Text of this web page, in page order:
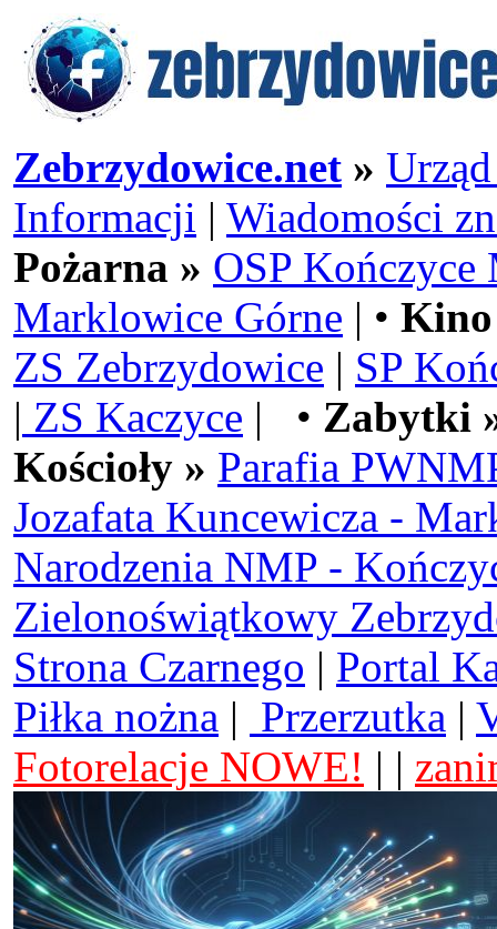
Zebrzydowice.net »
Informacji | Wiadomości
Pożarna » OSP Kończyce
Marklowice Górne | •
ZS Zebrzydowice | SP
| ZS Kaczyce | • Zabytki
Kościoły » Parafia
Jozafata Kuncewicza -
Narodzenia NMP -
Zielonoświątkowy
Strona Czarnego | Portal
Piłka nożna | Przerzutka |
Fotorelacje NOWE! | |